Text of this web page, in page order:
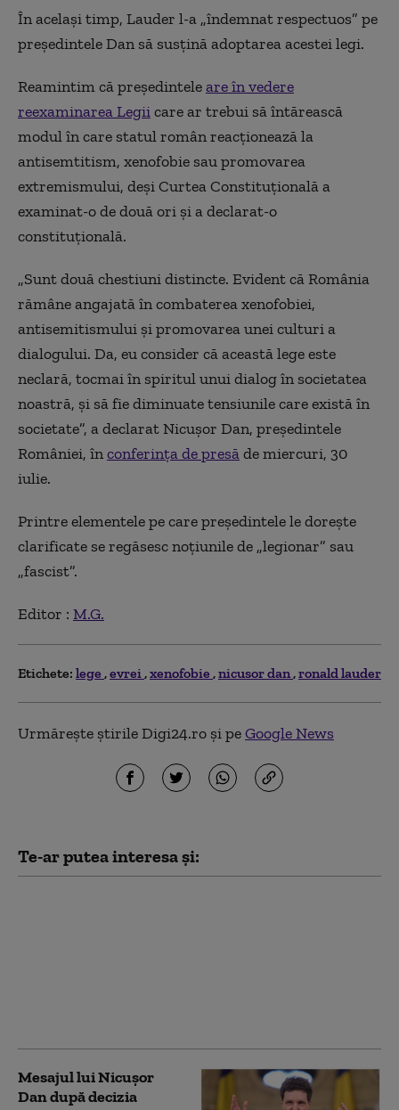
În același timp, Lauder l-a „îndemnat respectuos” pe
președintele Dan să susțină adoptarea acestei legi.
Reamintim că președinteleare în vedere
reexaminarea Legiicare ar trebui să întărească
modul în care statul român reacționează la
antisemtitism, xenofobie sau promovarea
extremismului, deși Curtea Constituțională a
examinat-o de două ori și a declarat-o
constituțională.
„Sunt două chestiuni distincte. Evident că România
rămâne angajată în combaterea xenofobiei,
antisemitismului și promovarea unei culturi a
dialogului. Da, eu consider că această lege este
neclară, tocmai în spiritul unui dialog în societatea
noastră, și să fie diminuate tensiunile care există în
societate”, a declarat Nicușor Dan, președintele
României, înconferința de presăde miercuri, 30
iulie.
Printre elementele pe care președintele le dorește
clarificate se regăsesc noțiunile de „legionar” sau
„fascist”.
Editor : M.G.
Etichete: lege evrei xenofobie nicusor dan ronald lauder
Urmărește știrile Digi24.ro și peGoogle News
Te-ar putea interesa și:
Mesajul lui Nicușor
Dan după decizia